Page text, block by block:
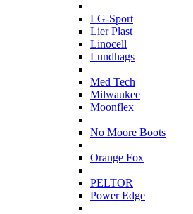
LG-Sport
Lier Plast
Linocell
Lundhags
Med Tech
Milwaukee
Moonflex
No Moore Boots
Orange Fox
PELTOR
Power Edge